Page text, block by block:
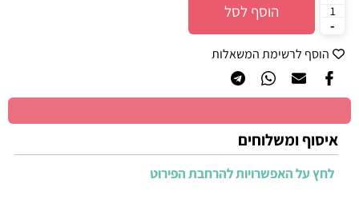
הוסף לסל
הוסף לרשימת המשאלות
איסוף ומשלוחים
לחץ על האפשרויות להרחבת הפירוט